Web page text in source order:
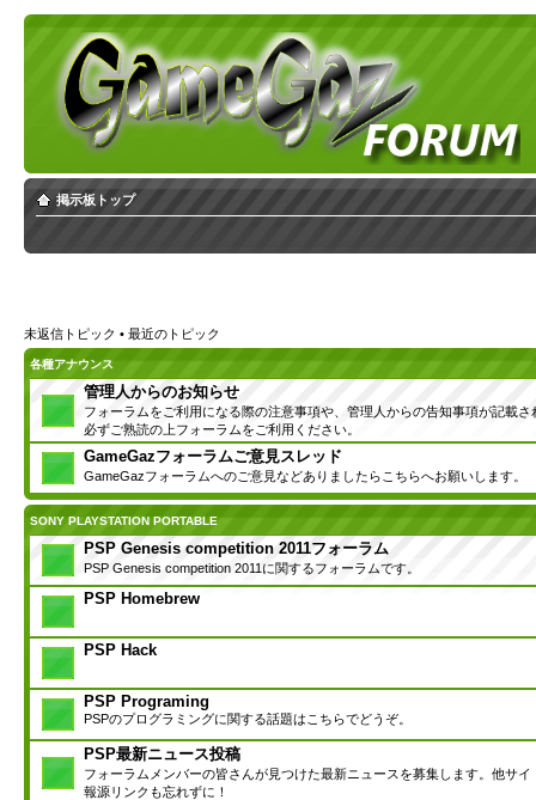
掲示板トップ
未返信トピック • 最近のトピック
各種アナウンス
管理人からのお知らせ
フォーラムをご利用になる際の注意事項や、管理人からの告知事項が記載さ
必ずご熟読の上フォーラムをご利用ください。
GameGazフォーラムご意見スレッド
GameGazフォーラムへのご意見などありましたらこちらへお願いします。
SONY PLAYSTATION PORTABLE
PSP Genesis competition 2011フォーラム
PSP Genesis competition 2011に関するフォーラムです。
PSP Homebrew
PSP Hack
PSP Programing
PSPのプログラミングに関する話題はこちらでどうぞ。
PSP最新ニュース投稿
フォーラムメンバーの皆さんが見つけた最新ニュースを募集します。他サイ
報源リンクも忘れずに！